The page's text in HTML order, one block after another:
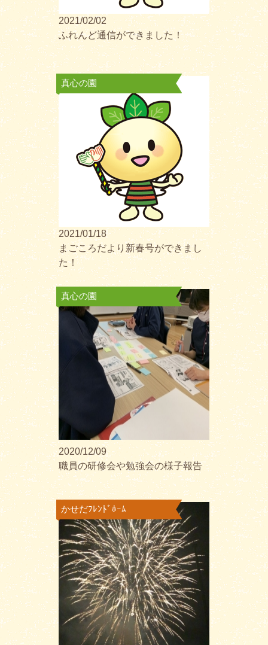
2021/02/02
ふれんど通信ができました！
真心の園
2021/01/18
まごころだより新春号ができまし
た！
真心の園
2020/12/09
職員の研修会や勉強会の様子報告
かせだﾌﾚﾝﾄﾞﾎｰﾑ